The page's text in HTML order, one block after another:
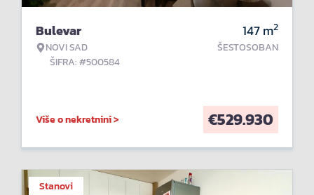
Bulevar
NOVI SAD
ŠIFRA: #500584
147m2
ŠESTOSOBAN
Više o nekretnini > €529.930
Stanovi